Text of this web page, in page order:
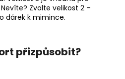
Zvolte velikost 2 –
dárek k mimince.
přizpůsobit?